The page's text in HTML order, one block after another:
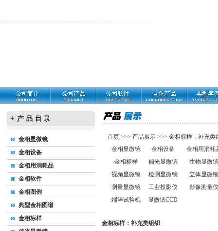
金相显微镜
金相设备
金相用消耗品
金相软件
金相图例
典型金相图谱
金相标样
首页 >>> 产品展示 >>> 金相标样：补充类
金相显微镜
金相设备
金相用消耗
金相标样
偏光显微镜
生物显微镜
视频显微镜
检测显微镜
立体显微镜
测量显微镜
工业投影仪
影像测量仪
端淬试验机
显微镜CCD
金相标样：补充类组织